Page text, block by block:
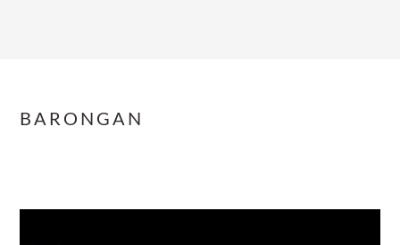
BARONGAN